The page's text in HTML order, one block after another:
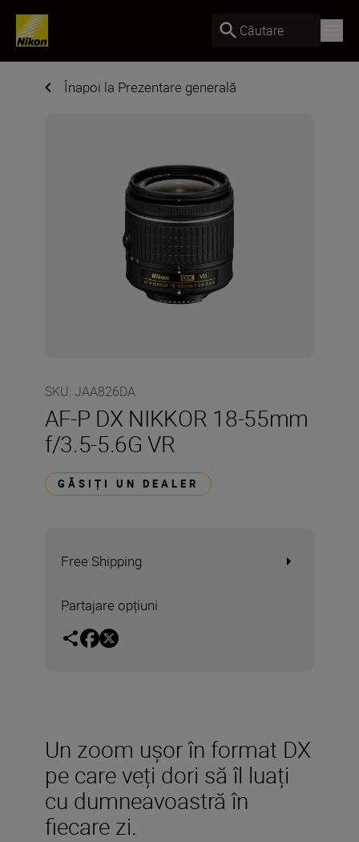
Căutare
Înapoi la Prezentare generală
SKU: JAA826DA
AF-P DX NIKKOR 18-55mm
f/3.5-5.6G VR
GĂSIȚI UN DEALER
Free Shipping
Partajare opțiuni
Un zoom ușor în format DX
pe care veți dori să îl luați
cu dumneavoastră în
fiecare zi.